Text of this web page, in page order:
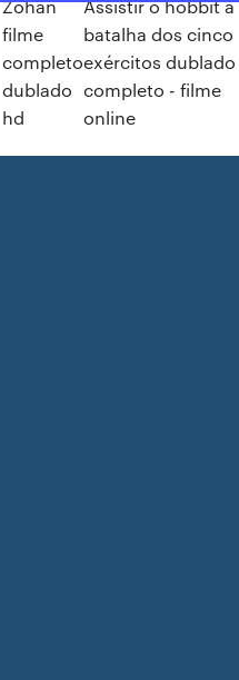
Zohan
filme
completo
dublado
hd
Assistir o hobbit a
batalha dos cinco
exércitos dublado
completo - filme
online